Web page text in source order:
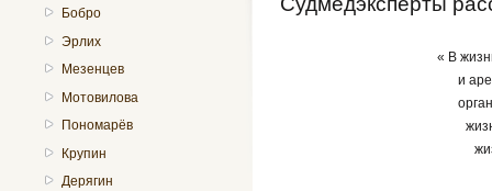
Бобро
Эрлих
Мезенцев
Мотовилова
Пономарёв
Крупин
Дерягин
« В
и